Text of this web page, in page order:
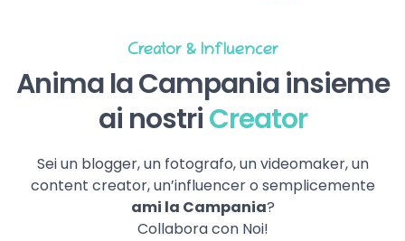
Creator & Influencer
Anima la Campania insieme
ai nostriCreator
Sei un blogger, un fotografo, un videomaker, un
content creator, un’influencer o semplicemente
ami la Campania?
Collabora con Noi!